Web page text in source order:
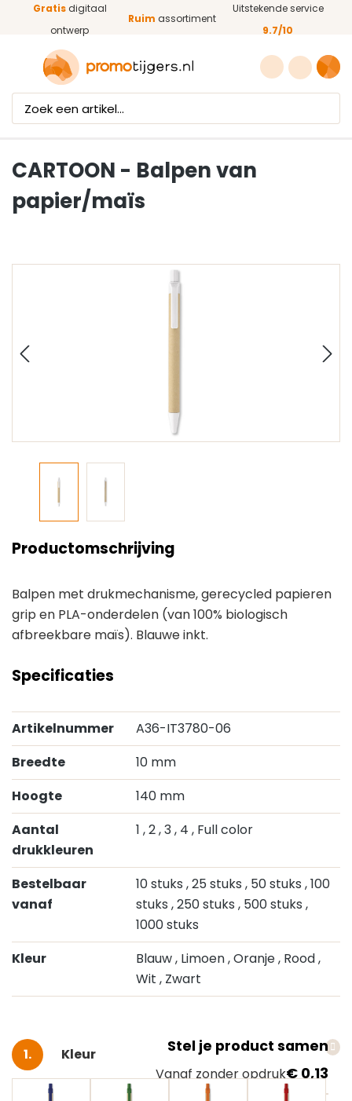
Ga naar de hoofdinhoud
Gratisdigitaal
ontwerp
Ruim assortiment
Uitstekende service
9.7/10
CARTOON - Balpen van
papier/maïs
Afbeeldingengalerij overslaan
Productomschrijving
Balpen met drukmechanisme, gerecycled papieren
grip en PLA-onderdelen (van 100% biologisch
afbreekbare maïs). Blauwe inkt.
Specificaties
Artikelnummer
A36-IT3780-06
Breedte
10 mm
Hoogte
140 mm
Aantal
drukkleuren
1 , 2, 3, 4 , Full color
Bestelbaar
vanaf
10 stuks , 25 stuks , 50 stuks , 100
stuks , 250 stuks , 500 stuks ,
1000 stuks
Kleur
Blauw, Limoen, Oranje, Rood,
Wit , Zwart
Stel je product samen
Vanaf zonder opdruk€ 0,13
Selecteer
Kleur